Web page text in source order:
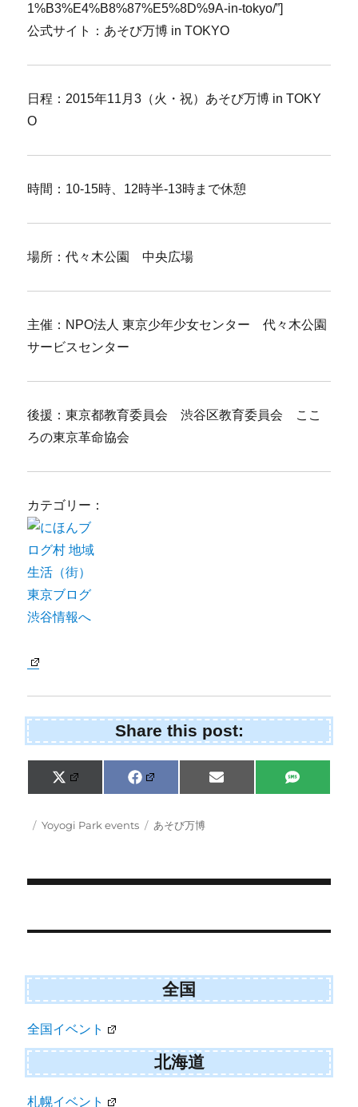
1%B3%E4%B8%87%E5%8D%9A-in-tokyo/”]
公式サイト：あそび万博 in TOKYO
日程：2015年11月3（火・祝）あそび万博 in TOKY
O
時間：10-15時、12時半-13時まで休憩
場所：代々木公園 中央広場
主催：NPO法人 東京少年少女センター 代々木公園
サービスセンター
後援：東京都教育委員会 渋谷区教育委員会 ここ
ろの東京革命協会
カテゴリー：
Share this post:
Share
on
X
(
w
i
r
Share
on
F
a
e
b
Share
on
E
m
Share
on
S
M
Posted
Categories
Yoyogi Park events Tags
あそび万博
navigation
全国
全国イベント
北海道
札幌イベント